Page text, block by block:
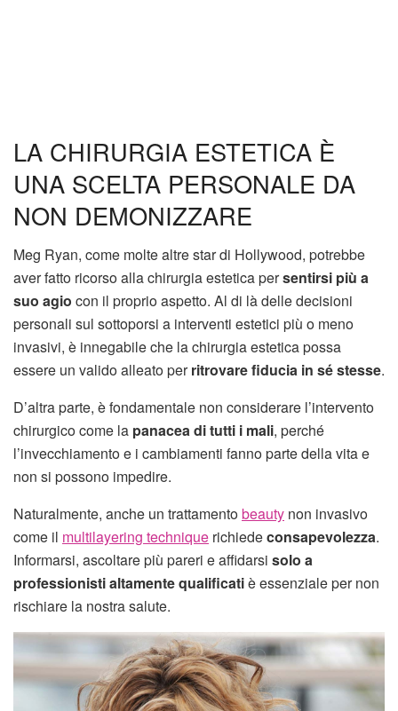
LA CHIRURGIA ESTETICA È
UNA SCELTA PERSONALE DA
NON DEMONIZZARE
Meg Ryan, come molte altre star di Hollywood, potrebbe
aver fatto ricorso alla chirurgia estetica persentirsi più a
suo agio con il proprio aspetto. Al di là delle decisioni
personali sul sottoporsi a interventi estetici più o meno
invasivi, è innegabile che la chirurgia estetica possa
essere un valido alleato perritrovare fiducia in sé stesse.
D’altra parte, è fondamentale non considerare l’intervento
chirurgico come la panacea di tutti i mali, perché
l’invecchiamento e i cambiamenti fanno parte della vita e
non si possono impedire.
Naturalmente, anche un trattamentobeauty non invasivo
come il multilayering technique richiedeconsapevolezza.
Informarsi, ascoltare più pareri e affidarsi solo a
professionisti altamente qualificatiè essenziale per non
rischiare la nostra salute.